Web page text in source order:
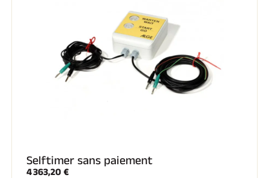
Selftimer sans paiement
4 363,20 €